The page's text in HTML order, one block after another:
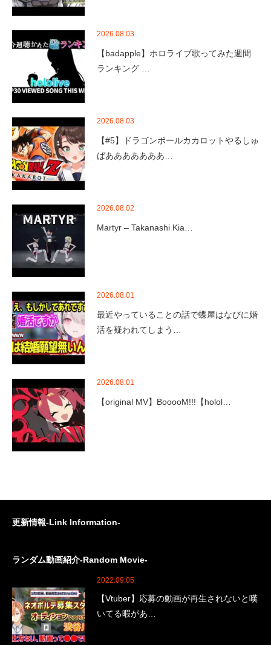
2026.08.03
【badapple】ホロライブ歌ってみた週間
ランキング …
2026.08.03
【#5】ドラゴンボールカカロットやるしゅ
ばあああああああ…
2026.08.02
Martyr – Takanashi Kia…
2026.08.01
最近やっていることの話で蝶屋はなびに婚
活を疑われてしまう…
2026.08.01
【original MV】BooooM!!!【holol…
更新情報-Link Information-
ランダム動画紹介-Random Movie-
2022.09.05
【Vtuber】応募の動画が再生されないと嘆
いてる暇があ…